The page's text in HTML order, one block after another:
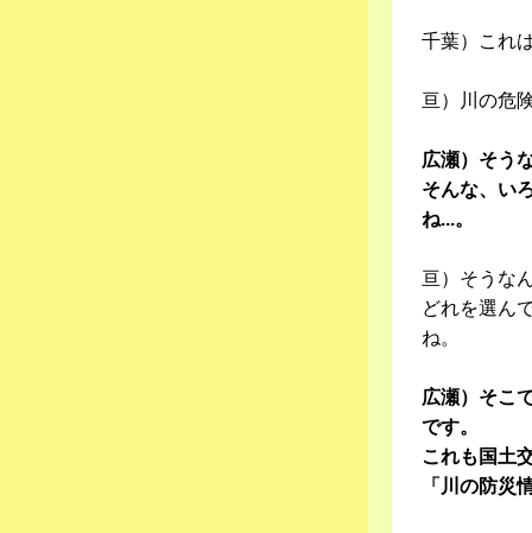
千葉）これ
亘）川の危
広瀬）そう
そんな、い
ね...。
亘）そうな
どれを選ん
ね。
広瀬）そこ
です。
これも国土
「川の防災